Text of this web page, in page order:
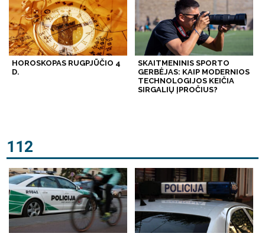
HOROSKOPAS RUGPJŪČIO 4
D.
SKAITMENINIS SPORTO
GERBĖJAS: KAIP MODERNIOS
TECHNOLOGIJOS KEIČIA
SIRGALIŲ ĮPROČIUS?
112